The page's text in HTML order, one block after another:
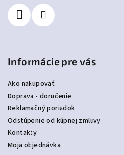
Informácie pre vás
Ako nakupovať
Doprava - doručenie
Reklamačný poriadok
Odstúpenie od kúpnej zmluvy
Kontakty
Moja objednávka